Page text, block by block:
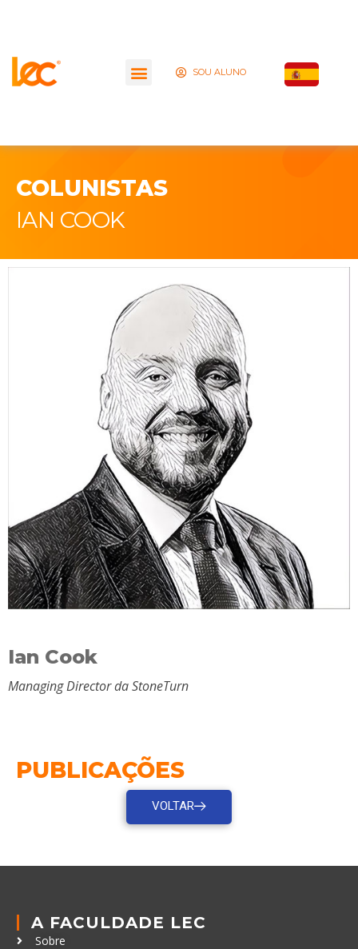
SOU ALUNO
COLUNISTAS
IAN COOK
Ian Cook
Managing Director da StoneTurn
PUBLICAÇÕES
VOLTAR
A FACULDADE LEC
Sobre